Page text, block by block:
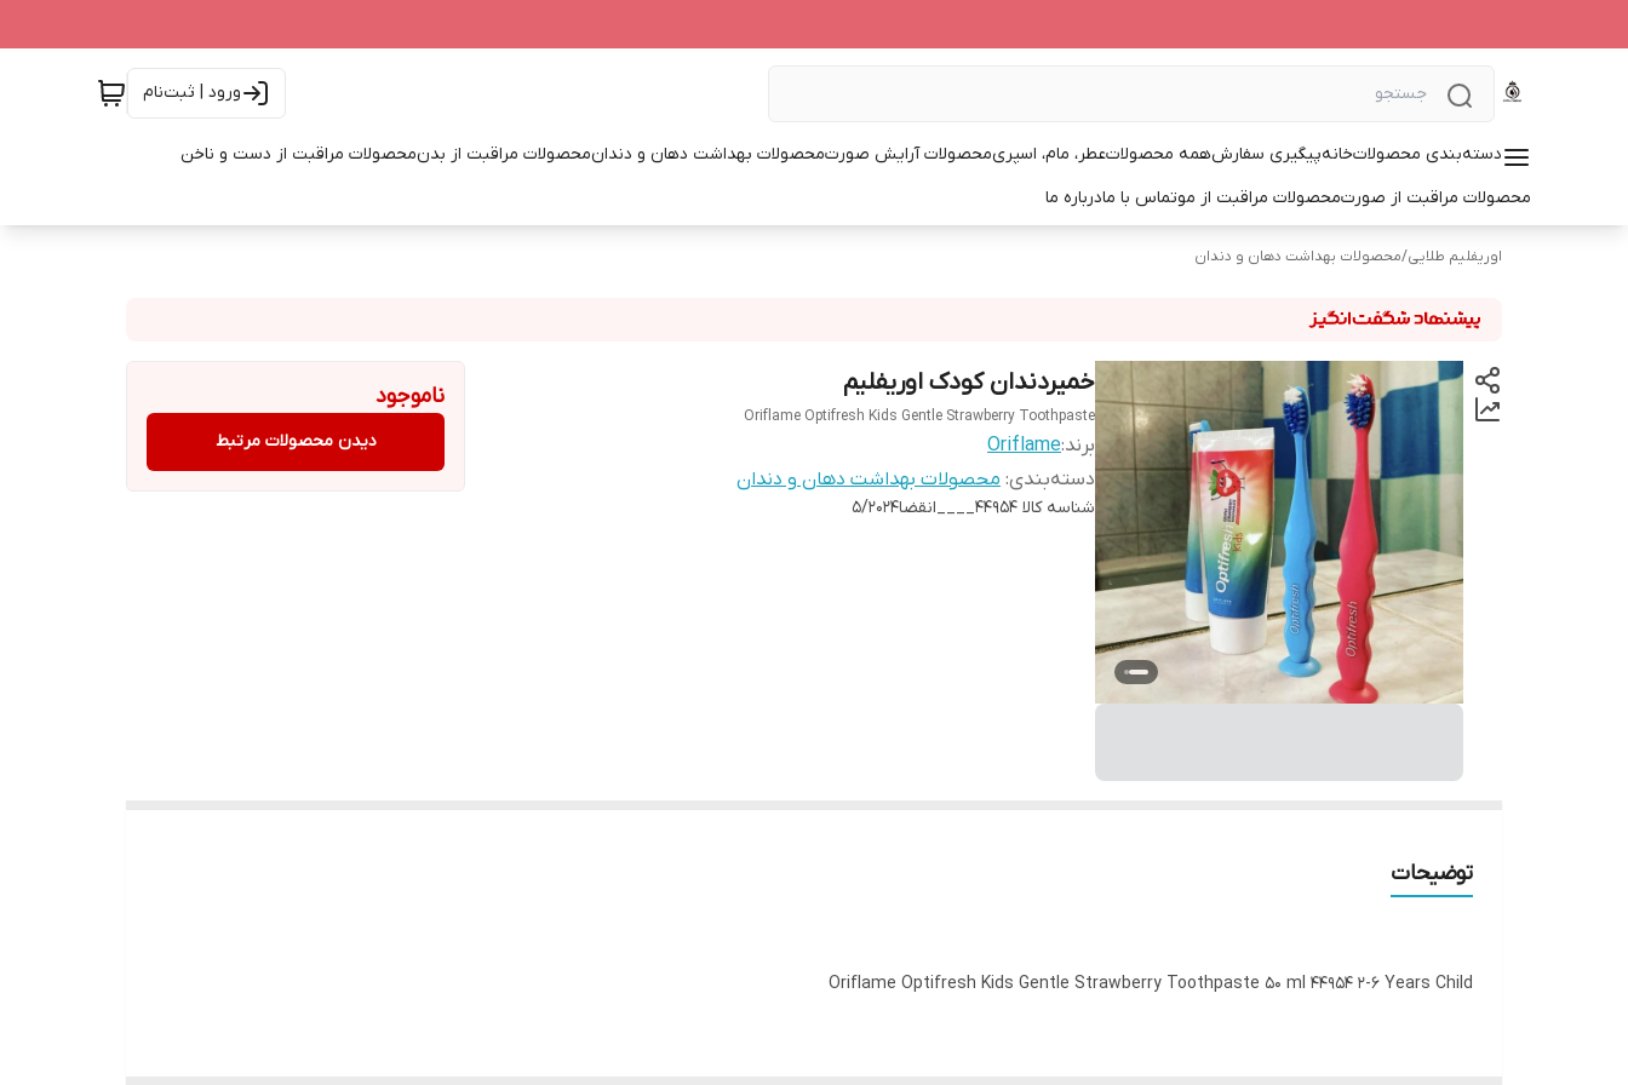
ورود | ثبت‌نام
دسته‌بندی محصولاتخانهپیگیری سفارشهمه محصولاتعطر، مام، اسپریمحصولات آرایش صورتمحصولات بهداشت دهان و دندانمحصولات مراقبت از بدنمحصولات مراقبت از دست و ناخن
محصولات مراقبت از صورتمحصولات مراقبت از موتماس با مادرباره ما
اوریفلیم طلایی/محصولات بهداشت دهان و دندان
خمیردندان کودک اوریفلیم
Oriflame Optifresh Kids Gentle Strawberry Toothpaste
برند:Oriflame
دسته‌بندی: محصولات بهداشت دهان و دندان
شناسه کالا 44954____انقضا5/2024
ناموجود
دیدن محصولات مرتبط
توضیحات
Oriflame Optifresh Kids Gentle Strawberry Toothpaste 50 ml 44954 2-6 Years Child